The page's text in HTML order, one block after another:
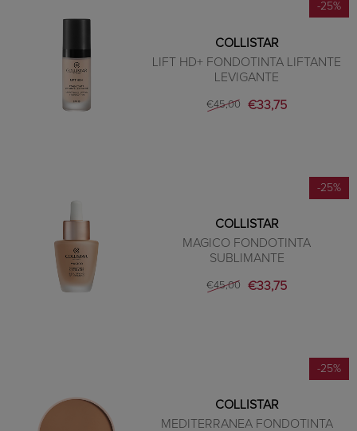
-25%
COLLISTAR
LIFT HD+ FONDOTINTA LIFTANTE
LEVIGANTE
€45,00 €33,75
-25%
COLLISTAR
MAGICO FONDOTINTA
SUBLIMANTE
€45,00 €33,75
-25%
COLLISTAR
MEDITERRANEA FONDOTINTA